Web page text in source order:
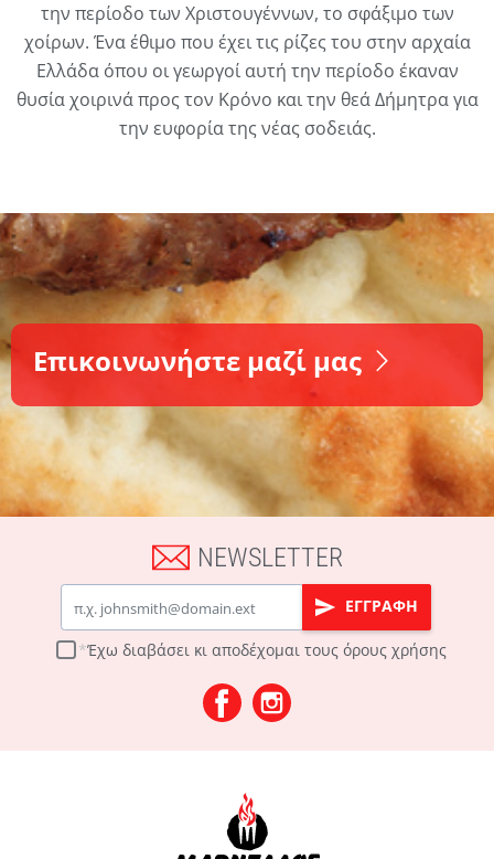
την περίοδο των Χριστουγέννων, το σφάξιμο των
χοίρων. Ένα έθιμο που έχει τις ρίζες του στην αρχαία
Ελλάδα όπου οι γεωργοί αυτή την περίοδο έκαναν
θυσία χοιρινά προς τον Κρόνο και την θεά Δήμητρα για
την ευφορία της νέας σοδειάς.
Επικοινωνήστε μαζί μας
NEWSLETTER
Email
ΕΓΓΡΑΦΗ
Έχω διαβάσει κι αποδέχομαι τους όρους χρήσης